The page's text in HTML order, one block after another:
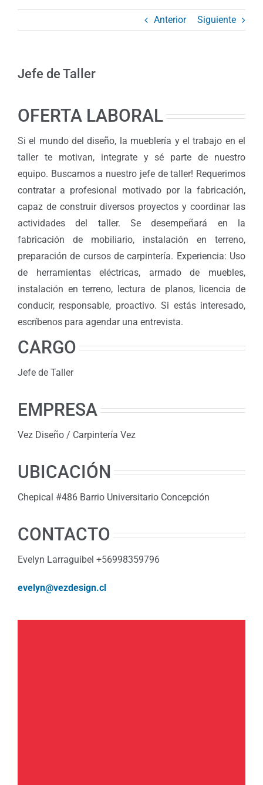
Anterior Siguiente
Jefe de Taller
OFERTA LABORAL
Si el mundo del diseño, la mueblería y el trabajo en el
taller te motivan, integrate y sé parte de nuestro
equipo. Buscamos a nuestro jefe de taller! Requerimos
contratar a profesional motivado por la fabricación,
capaz de construir diversos proyectos y coordinar las
actividades del taller. Se desempeñará en la
fabricación de mobiliario, instalación en terreno,
preparación de cursos de carpintería. Experiencia: Uso
de herramientas eléctricas, armado de muebles,
instalación en terreno, lectura de planos, licencia de
conducir, responsable, proactivo. Si estás interesado,
escríbenos para agendar una entrevista.
CARGO
Jefe de Taller
EMPRESA
Vez Diseño / Carpintería Vez
UBICACIÓN
Chepical #486 Barrio Universitario Concepción
CONTACTO
Evelyn Larraguibel +56998359796
evelyn@vezdesign.cl